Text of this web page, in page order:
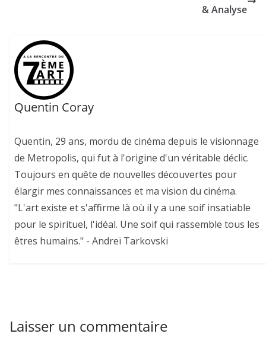
& Analyse
Quentin Coray
Quentin, 29 ans, mordu de cinéma depuis le visionnage
de Metropolis, qui fut à l'origine d'un véritable déclic.
Toujours en quête de nouvelles découvertes pour
élargir mes connaissances et ma vision du cinéma.
"L'art existe et s'affirme là où il y a une soif insatiable
pour le spirituel, l'idéal. Une soif qui rassemble tous les
êtres humains." - Andreï Tarkovski
Laisser un commentaire